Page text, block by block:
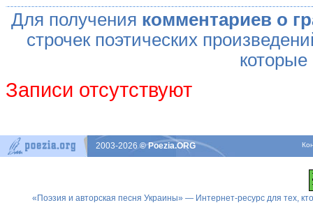
Для получения комментариев о
строчек поэтических
Записи отсутствуют
2003-2026© Poezia.ORG
«Поэзия и авторская песня Украины» — Интернет-ресурс для тех,